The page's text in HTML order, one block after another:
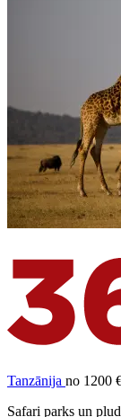
Tanzānija no 1200
Safari parks un